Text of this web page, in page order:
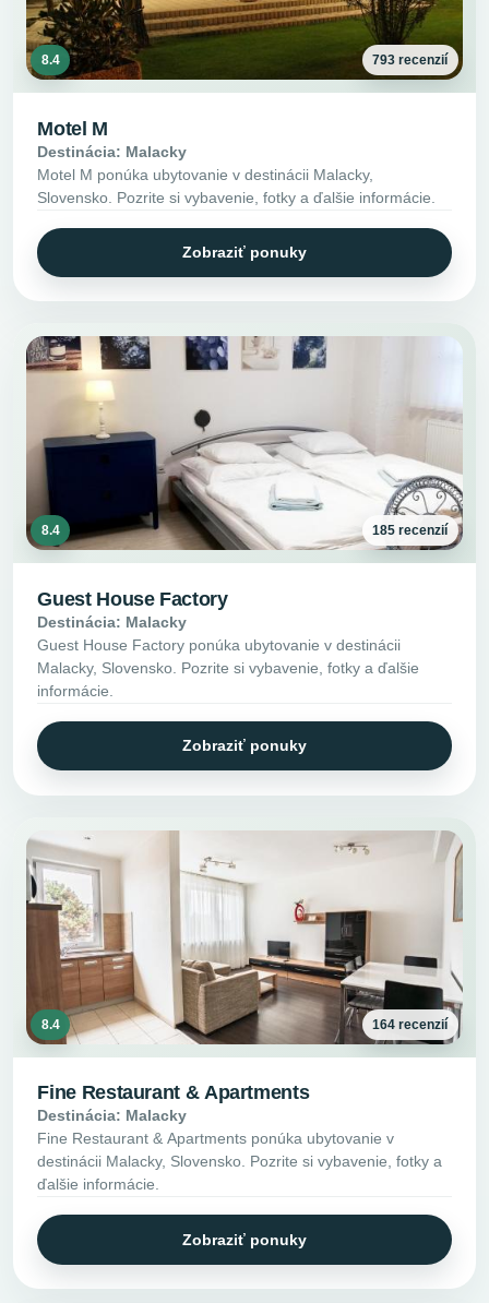
8.4 793 recenzií
Motel M
Destinácia: Malacky
Motel M ponúka ubytovanie v destinácii Malacky,
Slovensko. Pozrite si vybavenie, fotky a ďalšie informácie.
Zobraziť ponuky
8.4 185 recenzií
Guest House Factory
Destinácia: Malacky
Guest House Factory ponúka ubytovanie v destinácii
Malacky, Slovensko. Pozrite si vybavenie, fotky a ďalšie
informácie.
Zobraziť ponuky
8.4 164 recenzií
Fine Restaurant & Apartments
Destinácia: Malacky
Fine Restaurant & Apartments ponúka ubytovanie v
destinácii Malacky, Slovensko. Pozrite si vybavenie, fotky a
ďalšie informácie.
Zobraziť ponuky